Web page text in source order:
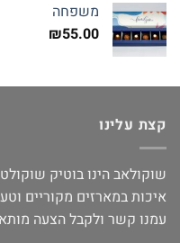
משפחה
₪55.00
קצת עלינו
שוקולאב הינו בוטיק
איכות במארזים מקוריים
עמנו קשר ולקבל הצעה